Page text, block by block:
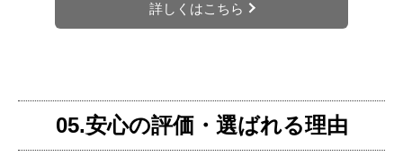
詳しくはこちら
05.安心の評価・選ばれる理由